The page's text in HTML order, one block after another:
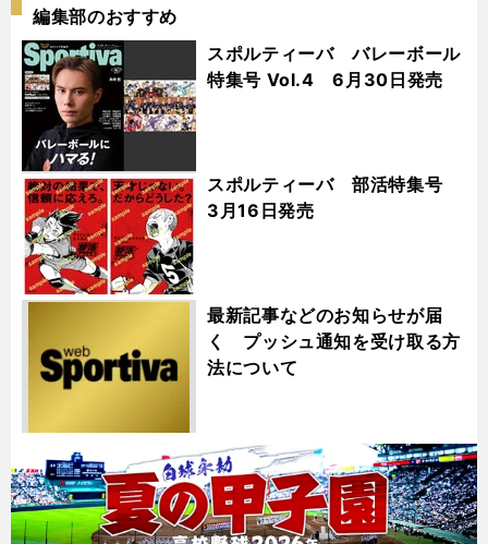
編集部のおすすめ
スポルティーバ バレーボール
特集号 Vol.4 6月30日発売
スポルティーバ 部活特集号
3月16日発売
最新記事などのお知らせが届
く プッシュ通知を受け取る方
法について